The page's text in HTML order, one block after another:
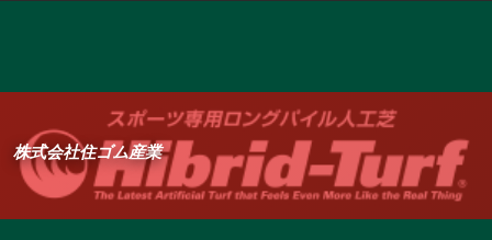
株式会社加藤農園